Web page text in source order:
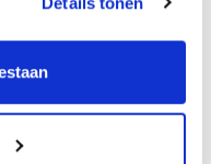
van energie
slag heeft gemaakt
de verlichting, onder